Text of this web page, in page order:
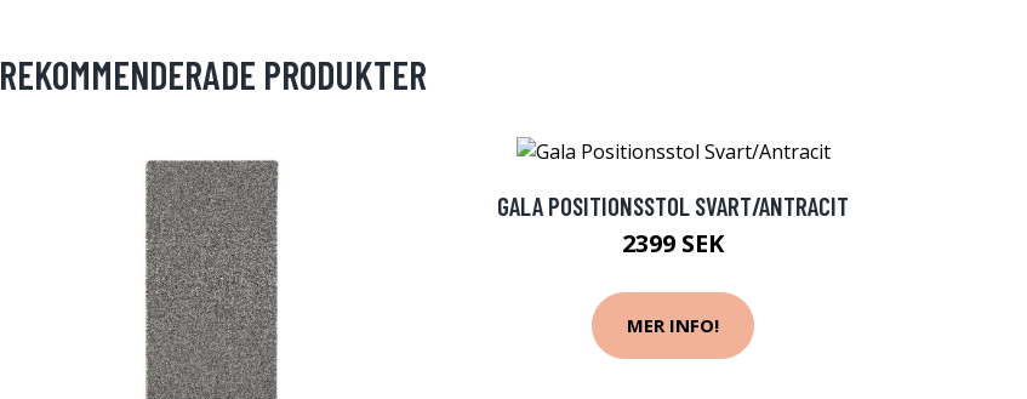
REKOMMENDERADE PRODUKTER
GALA POSITIONSSTOL SVART/ANTRACIT
2399 SEK
MER INFO!